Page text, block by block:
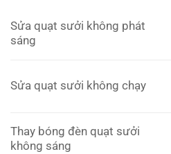
Sửa quạt sưởi không phát
sáng
Sửa quạt sưởi không chạy
Thay bóng đèn quạt sưởi
không sáng